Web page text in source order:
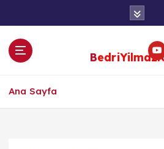
Ana Sayfa